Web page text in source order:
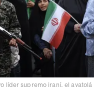
líder supremo iraní, el ayatolá